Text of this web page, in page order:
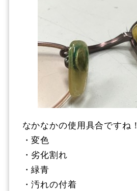
なかなかの使用具合ですね！
・変色
・劣化割れ
・緑青
・汚れの付着